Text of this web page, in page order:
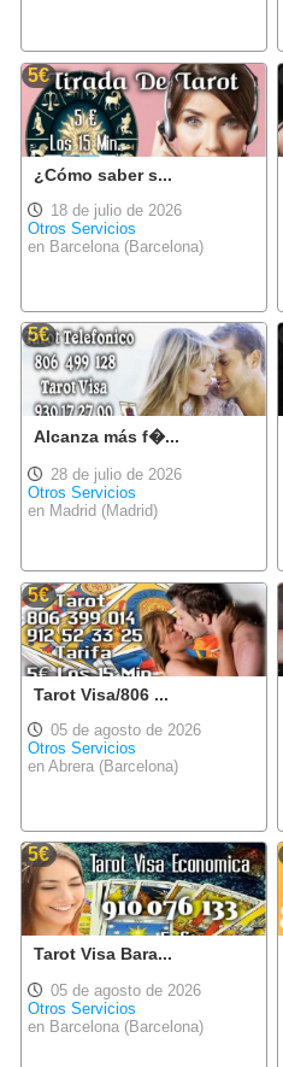
5€
¿Cómo saber s...
18 de julio de 2026
Otros Servicios
en Barcelona (Barcelona)
5€
Alcanza más f�...
28 de julio de 2026
Otros Servicios
en Madrid (Madrid)
5€
Tarot Visa/806 ...
05 de agosto de 2026
Otros Servicios
en Abrera (Barcelona)
5€
Tarot Visa Bara...
05 de agosto de 2026
Otros Servicios
en Barcelona (Barcelona)